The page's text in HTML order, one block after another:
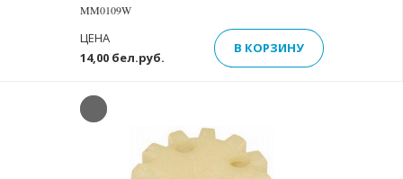
MM0109W
14,00 бел.руб.
ЦЕНА
В КОРЗИНУ